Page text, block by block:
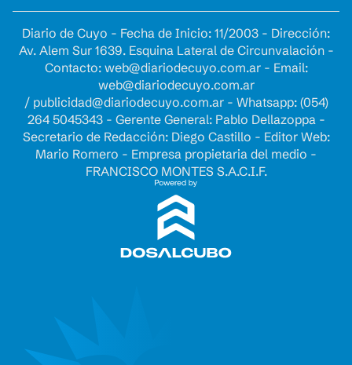
Diario de Cuyo - Fecha de Inicio: 11/2003 - Dirección:
Av. Alem Sur 1639. Esquina Lateral de Circunvalación -
Contacto: web@diariodecuyo.com.ar- Email:
web@diariodecuyo.com.ar
/ publicidad@diariodecuyo.com.ar- Whatsapp: (054)
264 5045343 - Gerente General: Pablo Dellazoppa -
Secretario de Redacción: Diego Castillo - Editor Web:
Mario Romero - Empresa propietaria del medio -
FRANCISCO MONTES S.A.C.I.F.